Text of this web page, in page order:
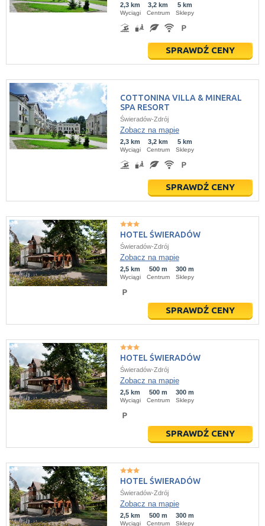
2,3 km
Wyciągi
3,2 km
Centrum
5 km
Sklepy
SPRAWDŹ CENY
COTTONINA VILLA & MINERAL
SPA RESORT
Świeradów-Zdrój
Zobacz na mapie
2,3 km
Wyciągi
3,2 km
Centrum
5 km
Sklepy
SPRAWDŹ CENY
HOTEL ŚWIERADÓW
Świeradów-Zdrój
Zobacz na mapie
2,5 km
Wyciągi
500 m
Centrum
300 m
Sklepy
SPRAWDŹ CENY
HOTEL ŚWIERADÓW
Świeradów-Zdrój
Zobacz na mapie
2,5 km
Wyciągi
500 m
Centrum
300 m
Sklepy
SPRAWDŹ CENY
HOTEL ŚWIERADÓW
Świeradów-Zdrój
Zobacz na mapie
2,5 km
Wyciągi
500 m
Centrum
300 m
Sklepy